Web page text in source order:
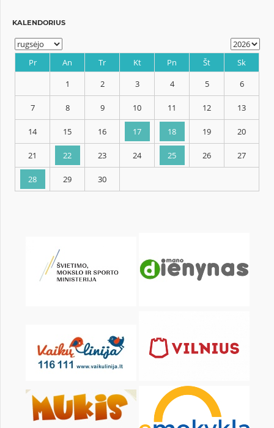
KALENDORIUS
1
3 4
7 8
14 15 16 17 18